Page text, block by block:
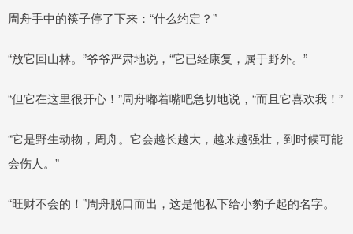
周舟手中的筷子停了下来：“什么约定？”
“放它回山林。”爷爷严肃地说，“它已经康复，属于野外。”
“但它在这里很开心！”周舟嘟着嘴吧急切地说，“而且它喜欢我！”
“它是野生动物，周舟。它会越长越大，越来越强壮，到时候可能
会伤人。”
“旺财不会的！”周舟脱口而出，这是他私下给小豹子起的名字。